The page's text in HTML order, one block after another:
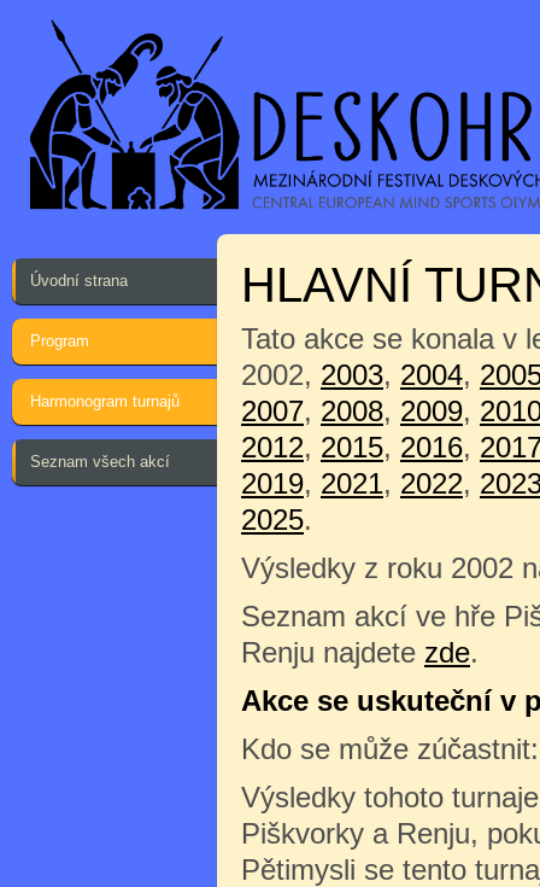
Úvodní strana
Program
Harmonogram turnajů
Seznam všech akcí
HLAVNÍ
Tato akce se konala v
2002, 2003, 2004,
2007, 2008, 2009,
2012, 2015, 2016,
2019, 2021, 2022,
2025.
Výsledky z roku 2002
Seznam akcí ve hře
Renju najdete zde.
Akce se uskuteční v
Kdo se může zúčastnit:
Výsledky tohoto
Piškvorky a Renju,
Pětimysli se tento